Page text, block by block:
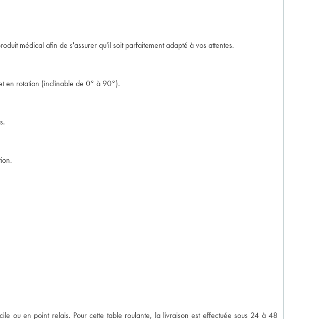
médical afin de s'assurer qu'il soit parfaitement adapté à vos attentes.
en rotation (inclinable de 0° à 90°).
ou en point relais. Pour cette table roulante, la livraison est effectuée sous 24 à 48